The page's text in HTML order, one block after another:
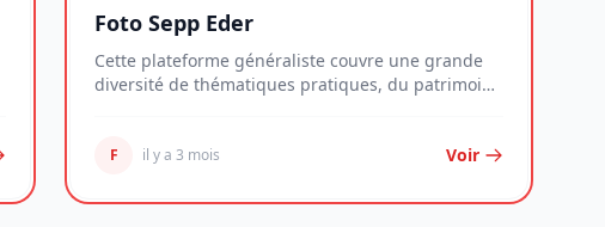
Foto Sepp Eder
Cette plateforme généraliste couvre une grande
diversité de thématiques pratiques, du patrimoine
F il y a 3 mois Voir